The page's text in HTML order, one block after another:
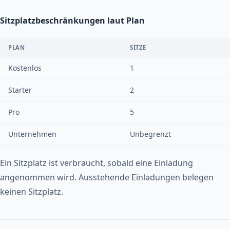
Sitzplatzbeschränkungen laut Plan
PLAN SITZE
Kostenlos 1
Starter 2
Pro 5
Unternehmen Unbegrenzt
Ein Sitzplatz ist verbraucht, sobald eine Einladung
angenommen wird. Ausstehende Einladungen belegen
keinen Sitzplatz.